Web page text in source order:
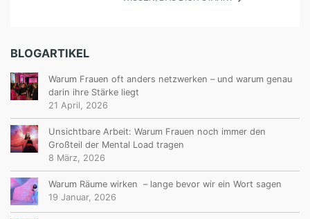
BLOGARTIKEL
Warum Frauen oft anders netzwerken – und warum genau
darin ihre Stärke liegt
21 April, 2026
Unsichtbare Arbeit: Warum Frauen noch immer den
Großteil der Mental Load tragen
8 März, 2026
Warum Räume wirken – lange bevor wir ein Wort sagen
19 Januar, 2026